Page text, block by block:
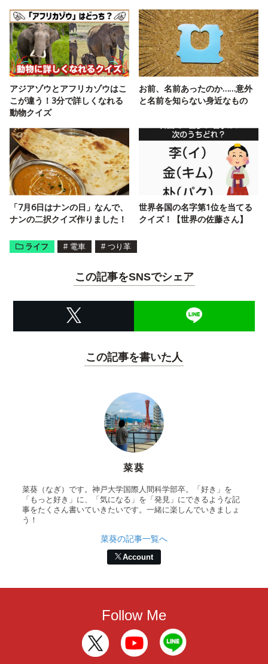
アジアゾウとアフリカゾウはこ
こが違う！3分で詳しくなれる
動物クイズ
お前、名前あったのか……意外
と名前を知らない身近なもの
「7月6日はナンの日」なんで、
ナンの二択クイズ作りました！
世界各国の名字第1位を当てる
クイズ！【世界の佐藤さん】
ライフ # 電車 # つり革
この記事をSNSでシェア
この記事を書いた人
菜葵
菜葵（なぎ）です。神戸大学国際人間科学部卒。「好き」を
「もっと好き」に、「気になる」を「発見」にできるような記
事をたくさん書いていきたいです。一緒に楽しんでいきましょ
う！
菜葵の記事一覧へ
Account
Follow Me